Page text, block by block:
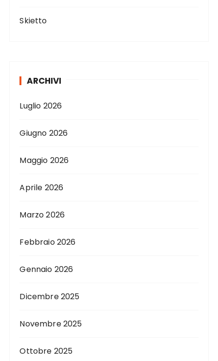
Skietto
ARCHIVI
Luglio 2026
Giugno 2026
Maggio 2026
Aprile 2026
Marzo 2026
Febbraio 2026
Gennaio 2026
Dicembre 2025
Novembre 2025
Ottobre 2025